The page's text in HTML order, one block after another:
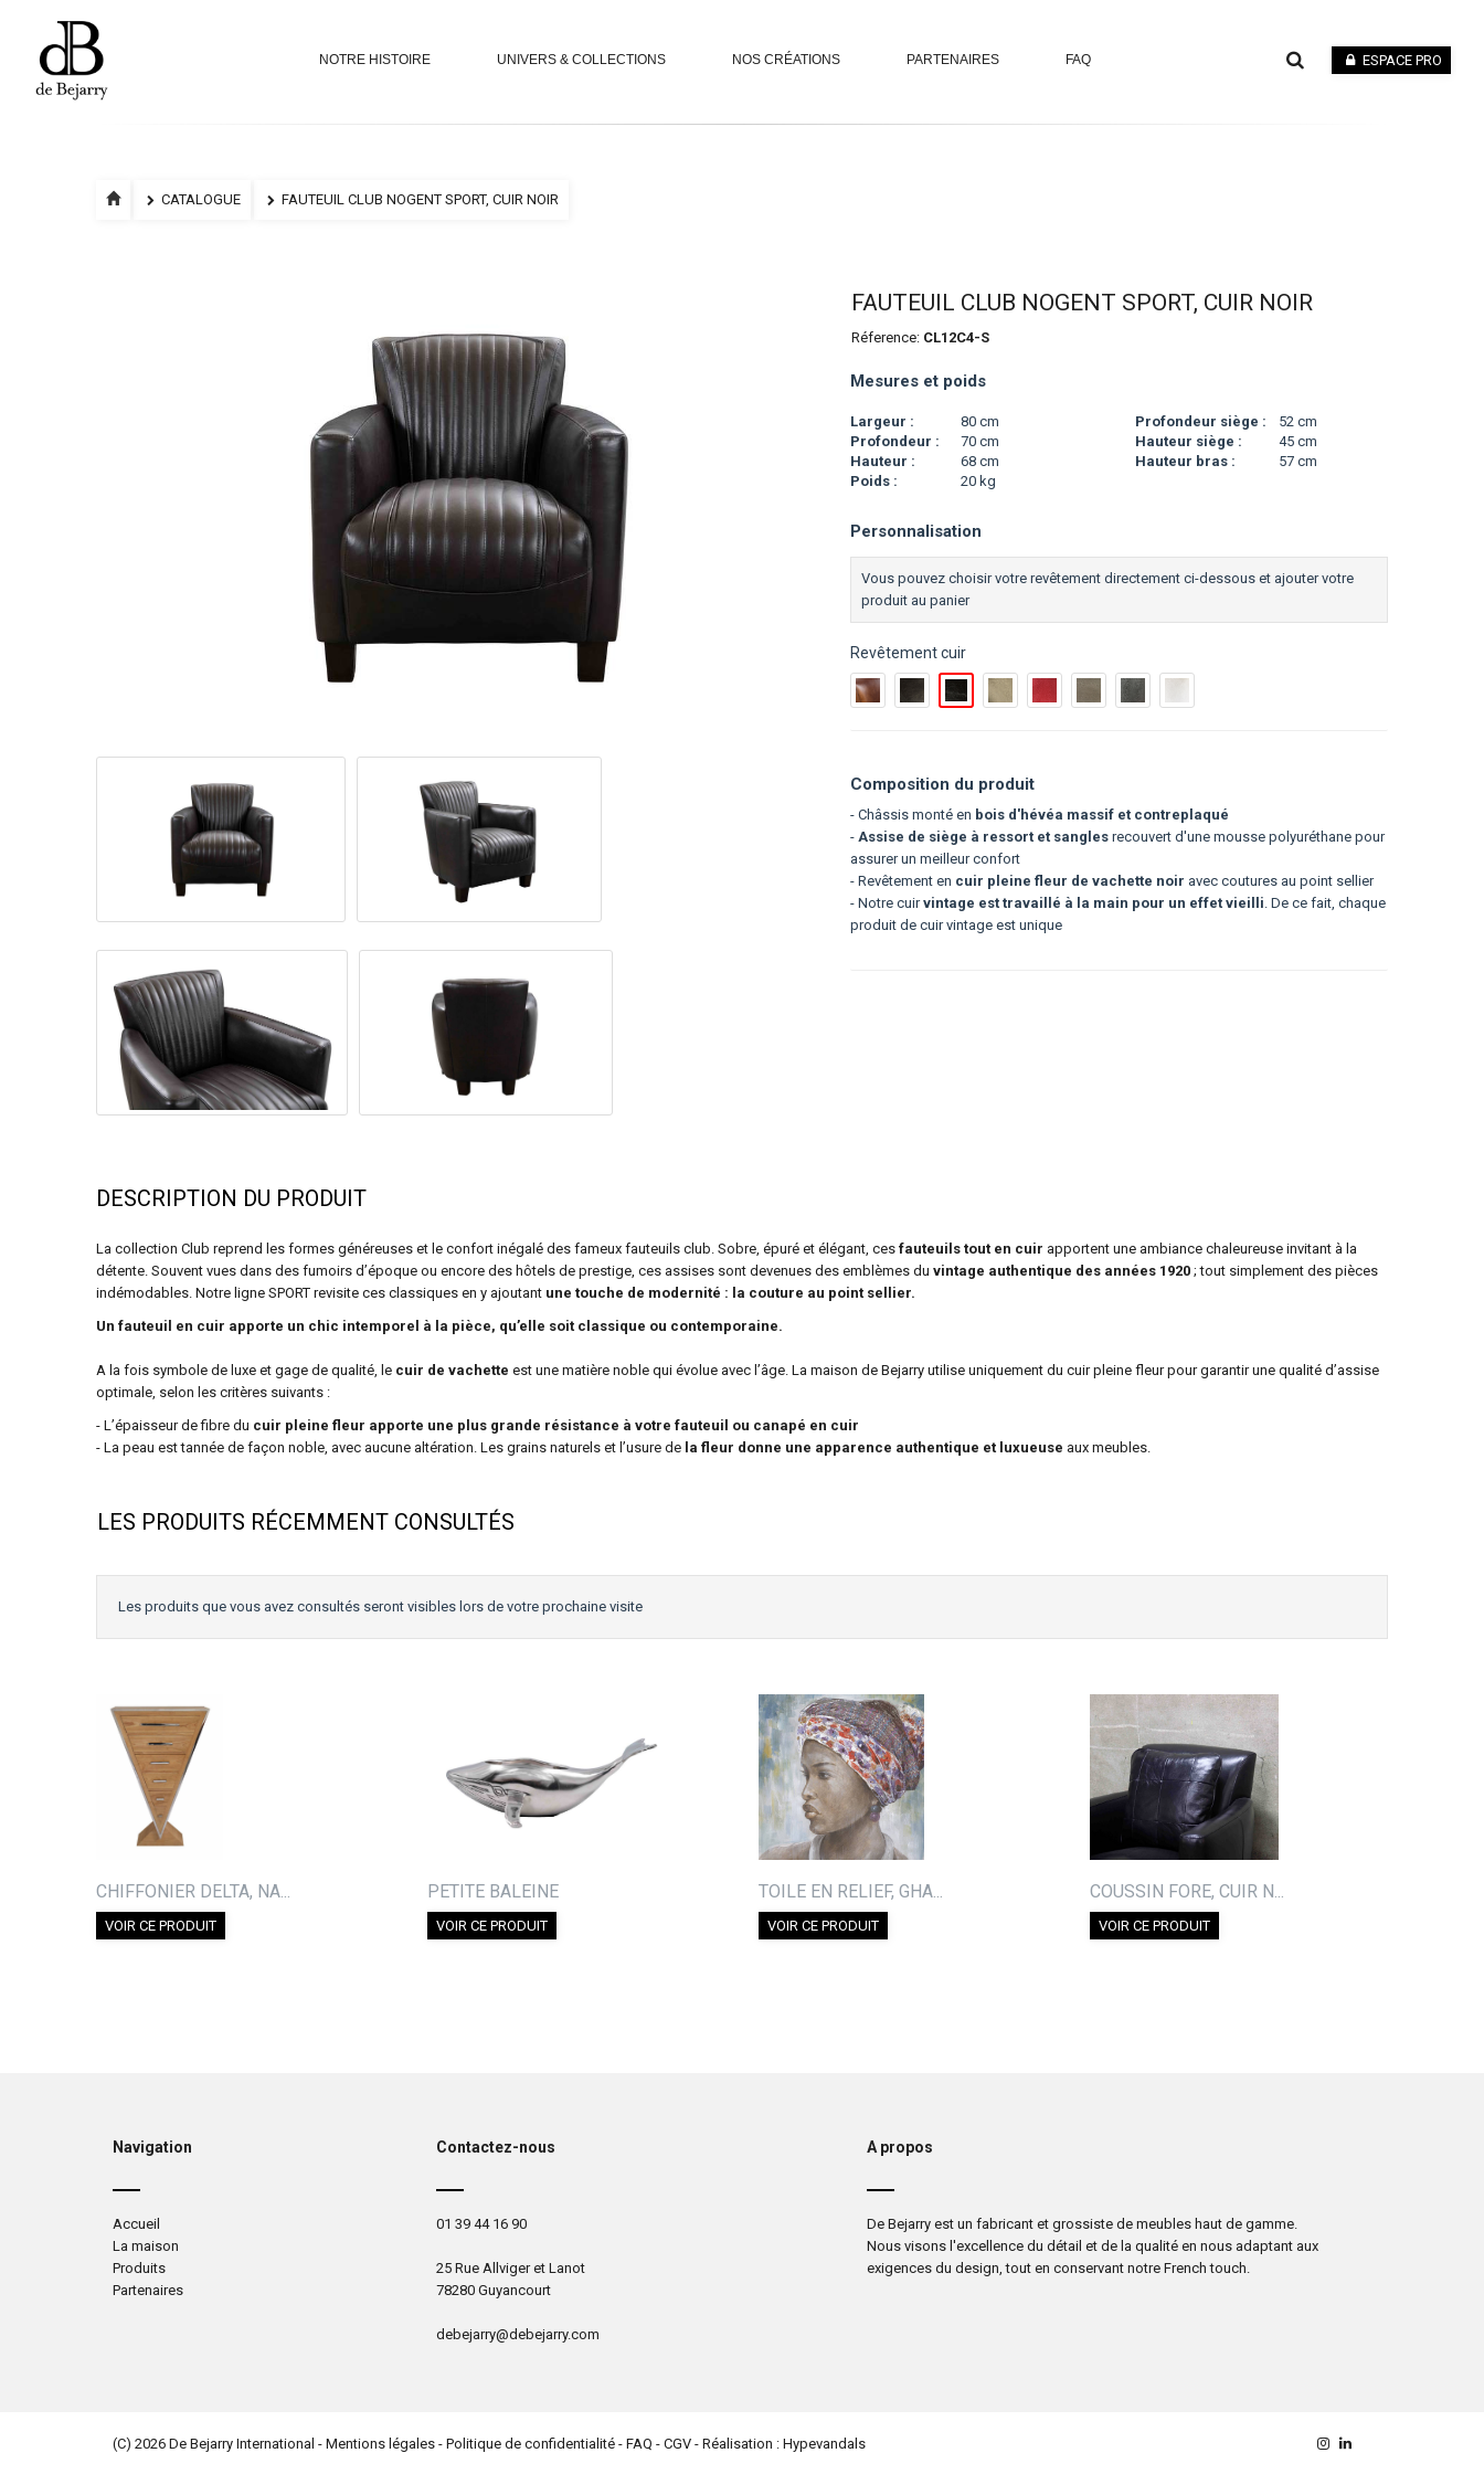
NOTRE HISTOIRE UNIVERS & COLLECTIONS NOS CRÉATIONS PARTENAIRES FAQ ESPACE PRO
CATALOGUE FAUTEUIL CLUB NOGENT SPORT, CUIR NOIR
FAUTEUIL CLUB NOGENT SPORT, CUIR NOIR
Réference: CL12C4-S
Mesures et poids
Largeur :
80 cm
Profondeur :
70 cm
Hauteur :
68 cm
Poids :
20 kg
Profondeur siège :
52 cm
Hauteur siège :
45 cm
Hauteur bras :
57 cm
Personnalisation
Vous pouvez choisir votre revêtement directement ci-dessous et ajouter votre
produit au panier
Revêtement cuir
Composition du produit
- Châssis monté en bois d'hévéa massif et contreplaqué
- Assise de siège à ressort et sanglesrecouvert d'une mousse polyuréthane pour
assurer un meilleur confort
- Revêtement en cuir pleine fleur de vachette noir avec coutures au point sellier
- Notre cuirvintage est travaillé à la main pour un effet vieilli. De ce fait, chaque
produit de cuir vintage est unique
DESCRIPTION DU PRODUIT
La collection Club reprend les formes généreuses et le confort inégalé des fameux fauteuils club. Sobre, épuré et élégant, ces fauteuils tout en cuir apportent une ambiance chaleureuse invitant à la
détente. Souvent vues dans des fumoirs d’époque ou encore des hôtels de prestige, ces assises sont devenues des emblèmes du vintage authentique des années 1920 ; tout simplement des pièces
indémodables. Notre ligne SPORT revisite ces classiques en y ajoutant une touche de modernité : la couture au point sellier.
Un fauteuil en cuir apporte un chic intemporel à la pièce, qu’elle soit classique ou contemporaine.
A la fois symbole de luxe et gage de qualité, le cuir de vachette est une matière noble qui évolue avec l’âge. La maison de Bejarry utilise uniquement du cuir pleine fleur pour garantir une qualité d’assise
optimale, selon les critères suivants :
- L’épaisseur de fibre du cuir pleine fleur apporte une plus grande résistance à votre fauteuil ou canapé en cuir
- La peau est tannée de façon noble, avec aucune altération. Les grains naturels et l’usure de la fleur donne une apparence authentique et luxueuse aux meubles.
LES PRODUITS RÉCEMMENT CONSULTÉS
Les produits que vous avez consultés seront visibles lors de votre prochaine visite
CHIFFONIER DELTA, NA...
VOIR CE PRODUIT
PETITE BALEINE
VOIR CE PRODUIT
TOILE EN RELIEF, GHA...
VOIR CE PRODUIT
COUSSIN FORE, CUIR N...
VOIR CE PRODUIT
Navigation
Accueil
La maison
Produits
Partenaires
Contactez-nous
01 39 44 16 90
25 Rue Allviger et Lanot
78280 Guyancourt
debejarry@debejarry.com
A propos
De Bejarry est un fabricant et grossiste de meubles haut de gamme.
Nous visons l'excellence du détail et de la qualité en nous adaptant aux
exigences du design, tout en conservant notre French touch.
(C) 2026 De Bejarry International - Mentions légales - Politique de confidentialité - FAQ - CGV - Réalisation : Hypevandals